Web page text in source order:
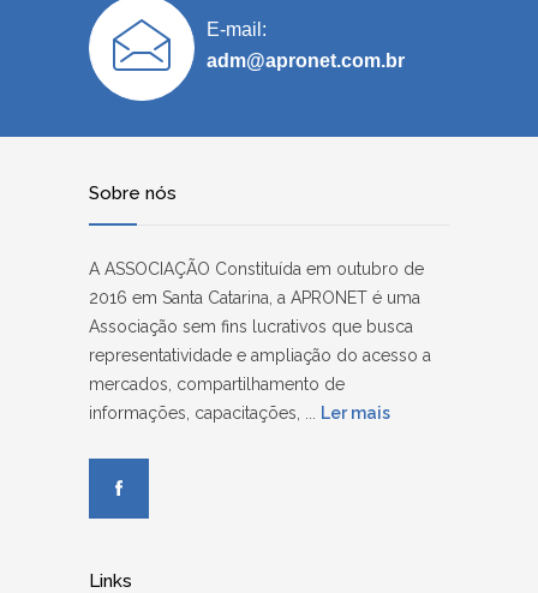
E-mail:
adm@apronet.com.br
Sobre nós
A ASSOCIAÇÃO Constituída em outubro de
2016 em Santa Catarina, a APRONET é uma
Associação sem fins lucrativos que busca
representatividade e ampliação do acesso a
mercados, compartilhamento de
informações, capacitações, ...
Ler mais
Links